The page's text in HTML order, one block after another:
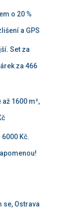
o 20 %
a GPS
Set za
za 466
1600 m²,
Kč.
se, Ostrava